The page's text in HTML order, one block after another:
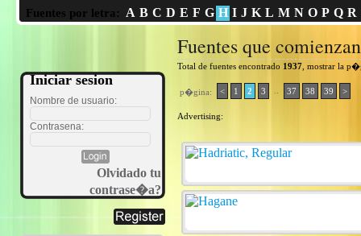
Fuentes por letra: A B C D E F G H I J K L M N O P Q R
Iniciar sesion
Nombre de usuario:
Contrasena:
Olvidado tu
contrase�a?
Fuentes que
Total de fuentes encontrado 1937 , mostrar la
p�gina: < 1 2 3 37 38 39 >
Advertising: